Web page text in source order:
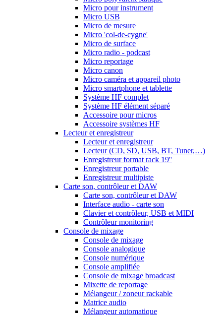
Micro pour instrument
Micro USB
Micro de mesure
Micro 'col-de-cygne'
Micro de surface
Micro radio - podcast
Micro reportage
Micro canon
Micro caméra et appareil photo
Micro smartphone et tablette
Système HF complet
Système HF élément séparé
Accessoire pour micros
Accessoire systèmes HF
Lecteur et enregistreur
Lecteur et enregistreur
Lecteur (CD, SD, USB, BT, Tuner,…)
Enregistreur format rack 19''
Enregistreur portable
Enregistreur multipiste
Carte son, contrôleur et DAW
Carte son, contrôleur et DAW
Interface audio - carte son
Clavier et contrôleur, USB et MIDI
Contrôleur monitoring
Console de mixage
Console de mixage
Console analogique
Console numérique
Console amplifiée
Console de mixage broadcast
Mixette de reportage
Mélangeur / zoneur rackable
Matrice audio
Mélangeur automatique